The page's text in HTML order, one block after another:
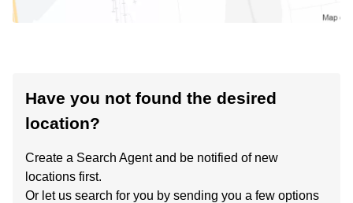
Have you not found the desired
location?
Create a Search Agent and be notified of new
locations first.
Or let us search for you by sending you a few options